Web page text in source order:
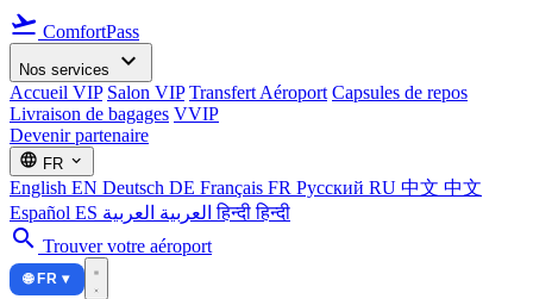
flight_takeoff ComfortPass
Nos services expand_more
Accueil VIP Salon VIP Transfert Aéroport Capsules de repos
Livraison de bagages VVIP
Devenir partenaire
language FR expand_more
English EN Deutsch DE Français FR Русский RU 中文 中文
Español ES العربية العربية हिन्दीहिन्दी
search Trouver votre aéroport
🌐 FR ▾